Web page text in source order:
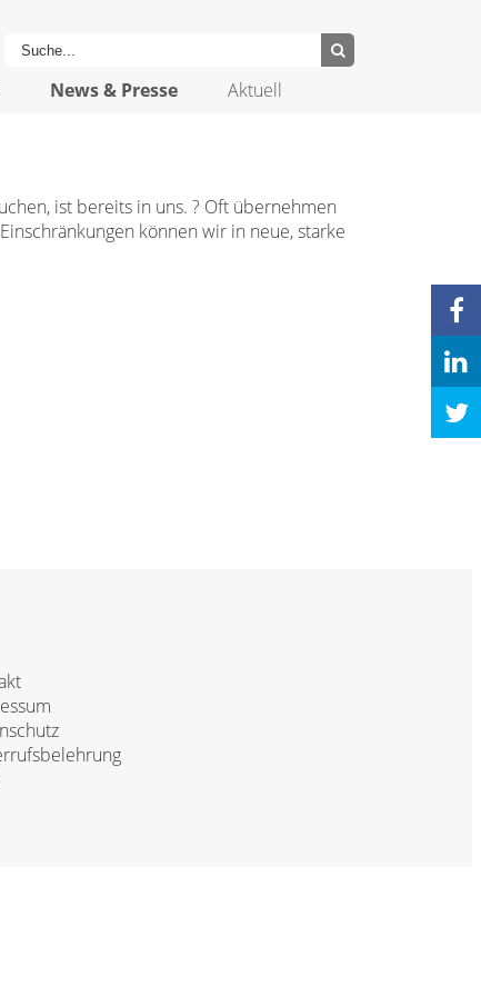
News & Presse Aktuell
ist bereits in uns. ? Oft übernehmen
können wir in neue, starke